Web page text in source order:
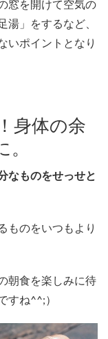
窓を開けて空気の
湯」をするなど、
いポイントとなり
身体の余
なものをせっせと
ものをいつもより
朝食を楽しみに待
すね^^;）